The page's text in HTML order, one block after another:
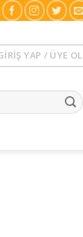
YAP / ÜYE OL